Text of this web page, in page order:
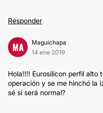
Responder
MA
Maguichapa
14 ene 2019
Hola!!!! Eurosilicon perfil alto
operación y se me hinchó la
sé si será normal?